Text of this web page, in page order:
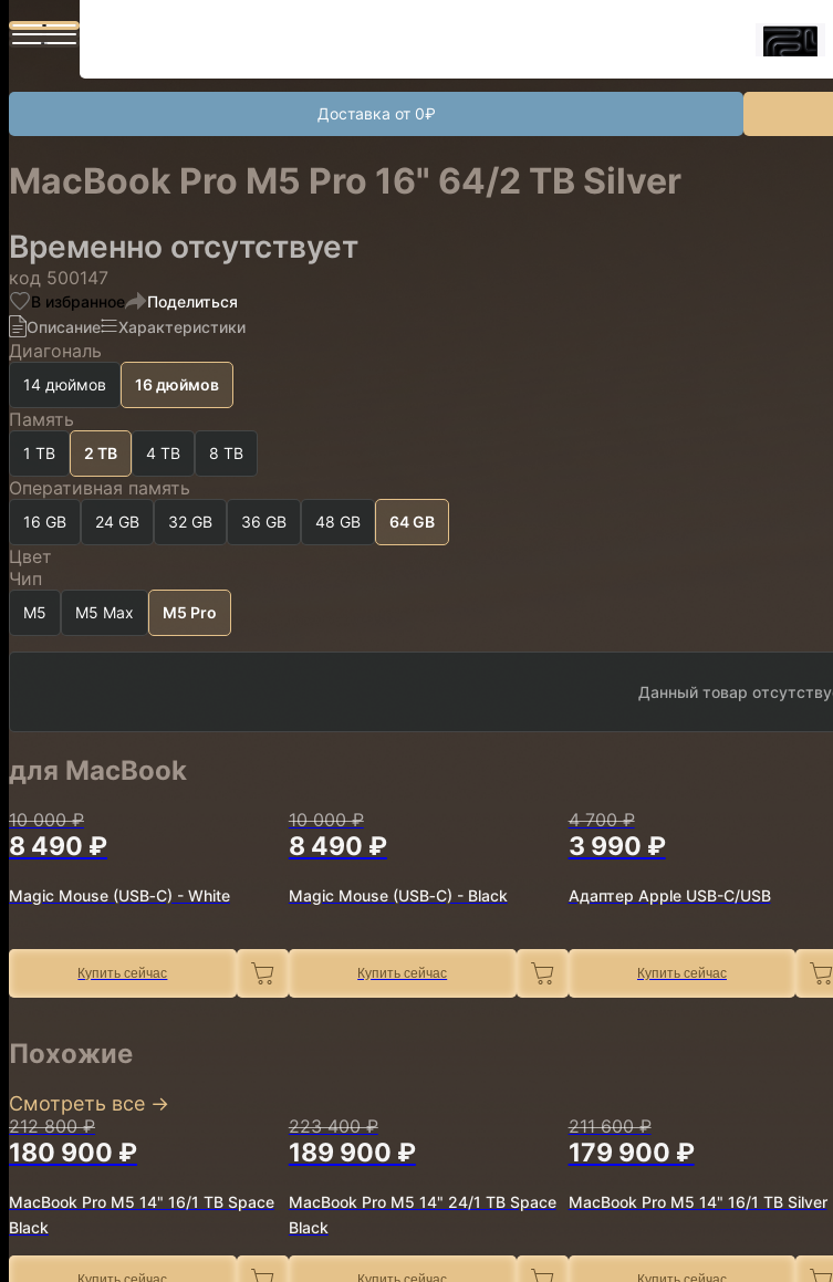
Доставка от 0₽
MacBook Pro M5 Pro 16" 64/2 TB Silver
Временно отсутствует
код 500147
В избранное
Поделиться
Описание
Характеристики
Диагональ
14 дюймов 16 дюймов
Память
1 TB 2 TB 4 TB 8 TB
Оперативная память
16 GB 24 GB 32 GB 36 GB 48 GB 64 GB
Цвет
Чип
M5 M5 Max M5 Pro
Данный товар
для MacBook
10 000 ₽
8 490 ₽
Magic Mouse (USB‑C) - White
Купить сейчас
10 000 ₽
8 490 ₽
Magic Mouse (USB‑C) - Black
Купить сейчас
4 700 ₽
3 990 ₽
Адаптер Apple USB-C/USB
Купить сейчас
Похожие
Смотреть все →
212 800 ₽
180 900 ₽
MacBook Pro M5 14" 16/1 TB Space
Black
223 400 ₽
189 900 ₽
MacBook Pro M5 14" 24/1 TB Space
Black
211 600 ₽
179 900 ₽
MacBook Pro M5 14" 16/1 TB Silver